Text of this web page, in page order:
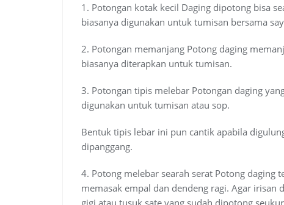
1. Potongan kotak kecil Daging dipotong bisa
biasanya digunakan untuk tumisan bersama
2. Potongan memanjang Potong daging
biasanya diterapkan untuk tumisan.
3. Potongan tipis melebar Potongan daging
digunakan untuk tumisan atau sop.
Bentuk tipis lebar ini pun cantik apabila
dipanggang.
4. Potong melebar searah serat Potong daging
memasak empal dan dendeng ragi. Agar irisan
gigi atau tusuk sate yang sudah dipotong